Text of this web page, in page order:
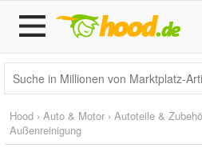
Hood › Auto & Motor › Autoteile &
Außenreinigung